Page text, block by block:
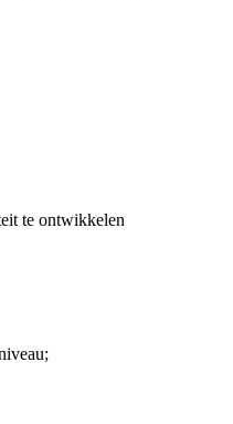
te ontwikkelen